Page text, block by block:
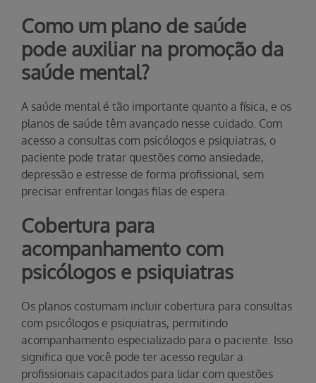
Como um plano de saúde
pode auxiliar na promoção da
saúde mental?
A saúde mental é tão importante quanto a física, e os
planos de saúde têm avançado nesse cuidado. Com
acesso a consultas com psicólogos e psiquiatras, o
paciente pode tratar questões como ansiedade,
depressão e estresse de forma profissional, sem
precisar enfrentar longas filas de espera.
Cobertura para
acompanhamento com
psicólogos e psiquiatras
Os planos costumam incluir cobertura para consultas
com psicólogos e psiquiatras, permitindo
acompanhamento especializado para o paciente. Isso
significa que você pode ter acesso regular a
profissionais capacitados para lidar com questões